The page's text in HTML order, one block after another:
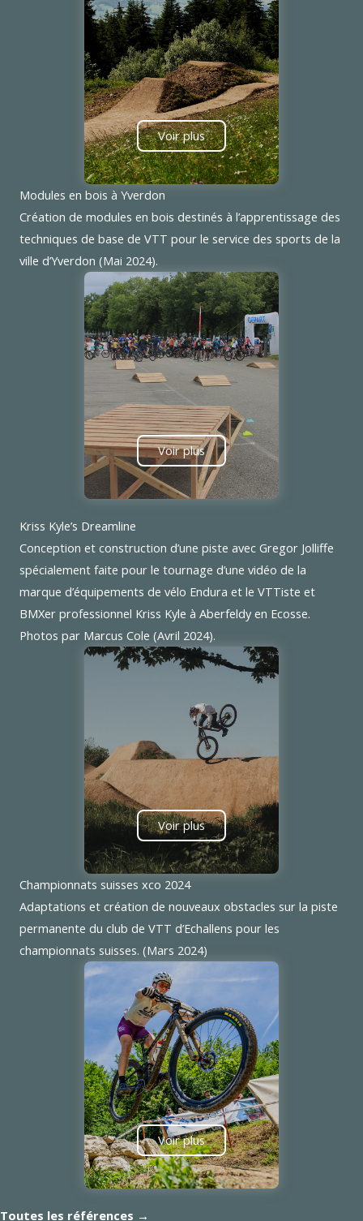
Voir plus
Modules en bois à Yverdon
Création de modules en bois destinés à l’apprentissage des
techniques de base de VTT pour le service des sports de la
ville d’Yverdon (Mai 2024).
Voir plus
Kriss Kyle’s Dreamline
Conception et construction d’une piste avec Gregor Jolliffe
spécialement faite pour le tournage d’une vidéo de la
marque d’équipements de vélo Endura et le VTTiste et
BMXer professionnel Kriss Kyle à Aberfeldy en Ecosse.
Photos par Marcus Cole (Avril 2024).
Voir plus
Championnats suisses xco 2024
Adaptations et création de nouveaux obstacles sur la piste
permanente du club de VTT d’Echallens pour les
championnats suisses. (Mars 2024)
Voir plus
Toutes les références →